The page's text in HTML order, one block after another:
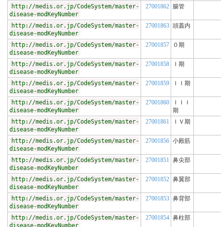
http://medis.or.jp/CodeSystem/master-
disease-modKeyNumber
27001862 腸管
http://medis.or.jp/CodeSystem/master-
disease-modKeyNumber
27001863 頭蓋内
http://medis.or.jp/CodeSystem/master-
disease-modKeyNumber
27001857 ０期
http://medis.or.jp/CodeSystem/master-
disease-modKeyNumber
27001858 Ｉ期
http://medis.or.jp/CodeSystem/master-
disease-modKeyNumber
27001859 ＩＩ期
http://medis.or.jp/CodeSystem/master-
disease-modKeyNumber
27001860
ＩＩＩ
期
http://medis.or.jp/CodeSystem/master-
disease-modKeyNumber
27001861 ＩＶ期
http://medis.or.jp/CodeSystem/master-
disease-modKeyNumber
27001856 小殿筋
http://medis.or.jp/CodeSystem/master-
disease-modKeyNumber
27001851 鼻尖部
http://medis.or.jp/CodeSystem/master-
disease-modKeyNumber
27001852 鼻翼部
http://medis.or.jp/CodeSystem/master-
disease-modKeyNumber
27001853 鼻背部
http://medis.or.jp/CodeSystem/master-
27001854 鼻柱部